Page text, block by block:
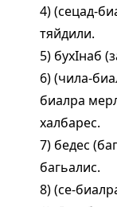
4) (сецад-
тяйдили.
5) бухIнаб
6) (чила-
биалра
халбарес.
7) бедес
багьалис.
8) (се-